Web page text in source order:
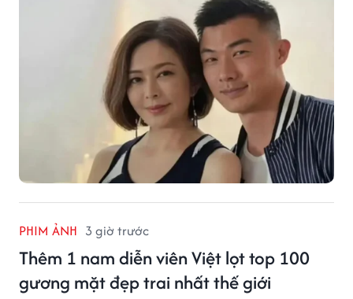
PHIM ẢNH 3 giờ trước
Thêm 1 nam diễn viên Việt lọt top 100
gương mặt đẹp trai nhất thế giới